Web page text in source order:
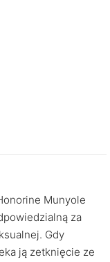
Munyole
za
Gdy
ją zetknięcie ze